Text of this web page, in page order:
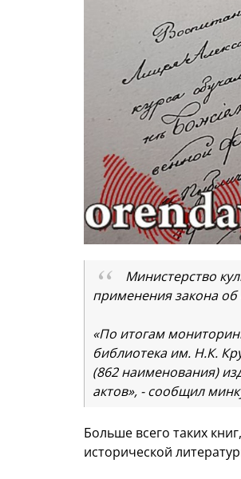
Министерство
применения закона
«По итогам
библиотека им. Н.К.
(862 наименования)
актов», - сообщил
Больше всего таких
исторической